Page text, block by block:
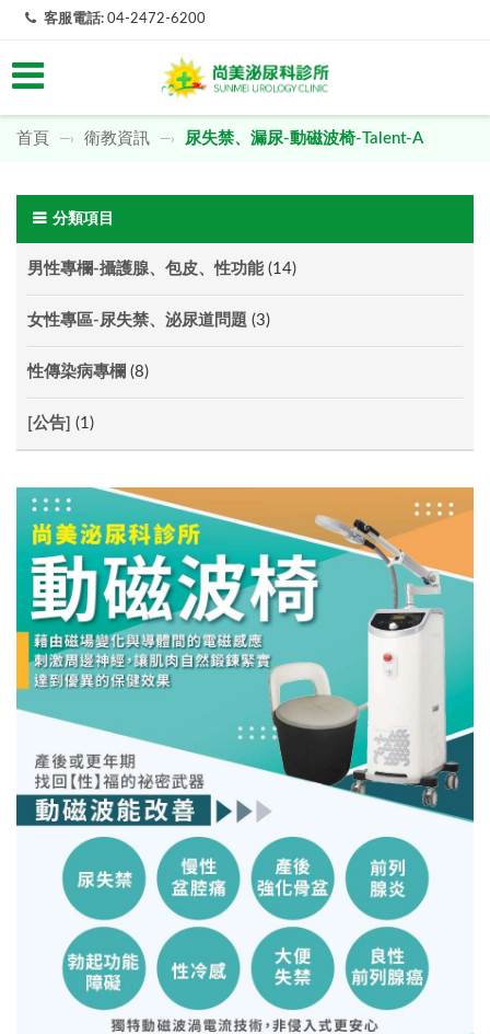
客服電話: 04-2472-6200
首頁 —› 衛教資訊 —› 尿失禁、漏尿-動磁波椅-Talent-A
分類項目
男性專欄-攝護腺、包皮、性功能 (14)
女性專區-尿失禁、泌尿道問題 (3)
性傳染病專欄 (8)
[公告] (1)